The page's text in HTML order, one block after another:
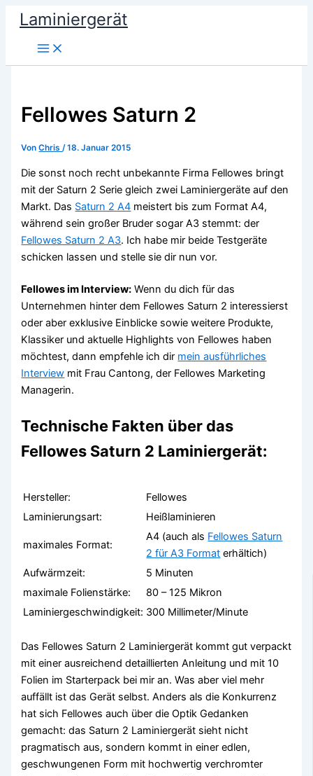
Zum
Inhalt
springen
Laminiergerät
Fellowes Saturn 2
VonChris/18. Januar 2015
Die sonst noch recht unbekannte Firma Fellowes bringt
mit der Saturn 2 Serie gleich zwei Laminiergeräte auf den
Markt. Das Saturn 2 A4 meistert bis zum Format A4,
während sein großer Bruder sogar A3 stemmt: der
Fellowes Saturn 2 A3. Ich habe mir beide Testgeräte
schicken lassen und stelle sie dir nun vor.
Fellowes im Interview: Wenn du dich für das
Unternehmen hinter dem Fellowes Saturn 2 interessierst
oder aber exklusive Einblicke sowie weitere Produkte,
Klassiker und aktuelle Highlights von Fellowes haben
möchtest, dann empfehle ich dir mein ausführliches
Interview mit Frau Cantong, der Fellowes Marketing
Managerin.
Technische Fakten über das
Fellowes Saturn 2 Laminiergerät:
Hersteller:
Fellowes
Laminierungsart:
Heißlaminieren
maximales Format:
A4 (auch als Fellowes Saturn
2 für A3 Format erhältich)
Aufwärmzeit:
5 Minuten
maximale Folienstärke:
80 – 125 Mikron
Laminiergeschwindigkeit: 300 Millimeter/Minute
Das Fellowes Saturn 2 Laminiergerät kommt gut verpackt
mit einer ausreichend detaillierten Anleitung und mit 10
Folien im Starterpack bei mir an. Was aber viel mehr
auffällt ist das Gerät selbst. Anders als die Konkurrenz
hat sich Fellowes auch über die Optik Gedanken
gemacht: das Saturn 2 Laminiergerät sieht nicht
pragmatisch aus, sondern kommt in einer edlen,
geschwungenen Form mit hochwertig verchromter